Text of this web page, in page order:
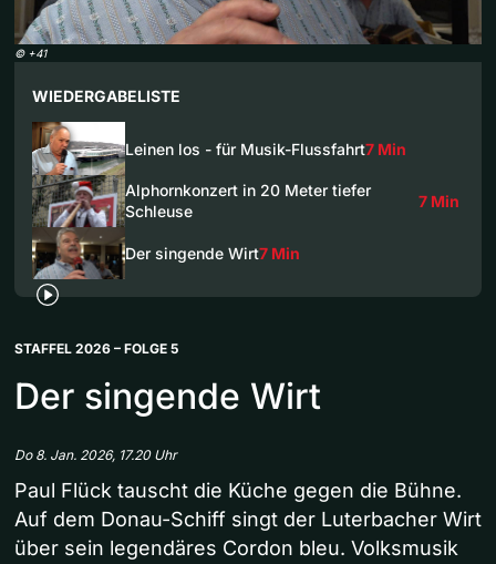
© +41
WIEDERGABELISTE
Leinen los - für Musik-Flussfahrt7 Min
Alphornkonzert in 20 Meter tiefer
Schleuse
7 Min
Der singende Wirt7 Min
STAFFEL 2026 – FOLGE 5
Der singende Wirt
Do 8. Jan. 2026, 17.20 Uhr
Paul Flück tauscht die Küche gegen die Bühne.
Auf dem Donau-Schiff singt der Luterbacher Wirt
über sein legendäres Cordon bleu. Volksmusik